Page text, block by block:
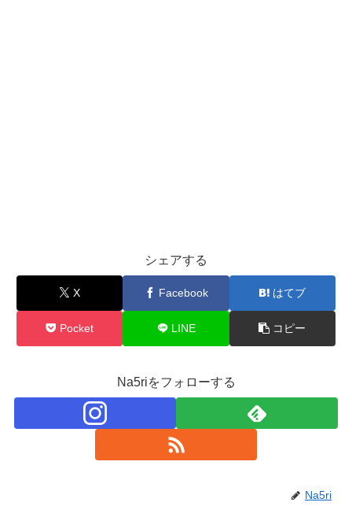
シェアする
X Facebook はてブ
Pocket LINE コピー
Na5riをフォローする
Na5ri